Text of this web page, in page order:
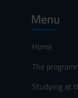
Menu
Home
The
Studying at